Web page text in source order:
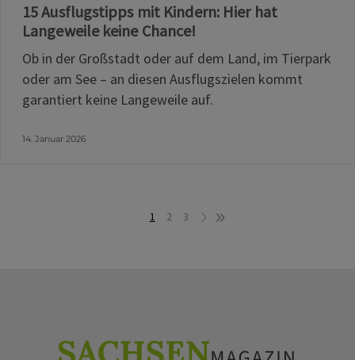
15 Ausflugstipps mit Kindern: Hier hat
Langeweile keine Chance!
Ob in der Großstadt oder auf dem Land, im Tierpark
oder am See – an diesen Ausflugszielen kommt
garantiert keine Langeweile auf.
14. Januar 2026
1 2 3